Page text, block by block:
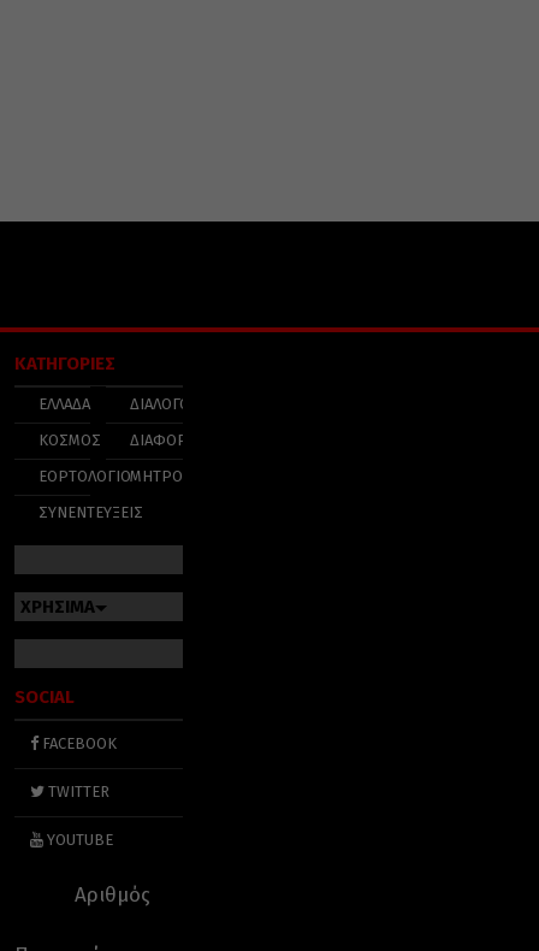
ΚΑΤΗΓΟΡΙΕΣ
ΕΛΛΑΔΑ
ΚΟΣΜΟΣ
ΕΟΡΤΟΛΟΓΙΟ
ΣΥΝΕΝΤΕΥΞΕΙΣ
ΔΙΑΛΟΓΟΣ
ΔΙΑΦΟΡΑ
ΜΗΤΡΟΠΟΛΕΙΣ
ΧΡΗΣΙΜΑ
SOCIAL
FACEBOOK
TWITTER
YOUTUBE
Αριθμός